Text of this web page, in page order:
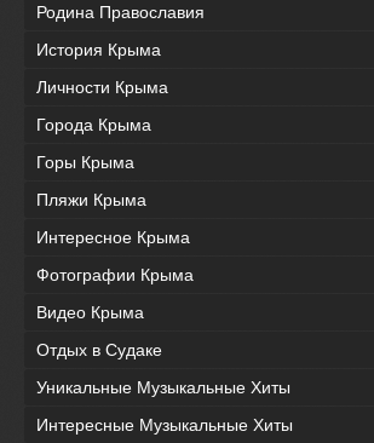
Родина Православия
История Крыма
Личности Крыма
Города Крыма
Горы Крыма
Пляжи Крыма
Интересное Крыма
Фотографии Крыма
Видео Крыма
Отдых в Судаке
Уникальные Музыкальные Хиты
Интересные Музыкальные Хиты